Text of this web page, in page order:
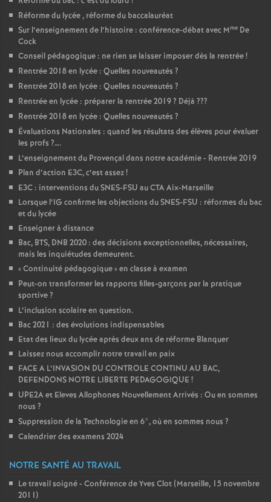
Réforme du lycée , réforme du baccalauréat
Sur l’enseignement de l’histoire : conférence-débat avec Mme De
Cock
Conseil pédagogique : ne rien se laisser imposer dès la rentrée!
Rentrée 2018 en lycée : Quelles nouveautés ?
Rentrée 2018 en lycée : Quelles nouveautés ?
Rentrée en lycée : préparer la rentrée 2019? Déjà ???
Rentrée 2018 en lycée : Quelles nouveautés ?
Évaluations Nationales : quand les résultats des élèves pour évaluer
les profs ?….
L’enseignement du Provençal dans notre académie - Rentrée 2019
Plan d’action E3C, c’est assez!
E3C : interventions du SNES-FSU au CTA Aix-Marseille
Lorsque l’IG confirme les objections du SNES-FSU : réformes du bac
et du lycée
Enseigner à distance
Bac, BTS, DNB 2020 : des décisions exceptionnelles, nécessaires,
mais les inquiétudes demeurent.
«Continuité pédagogique» en classe à examen
Peut-on transformer les rapports filles-garçons par la pratique
sportive?
L’inclusion scolaire en question.
Bac 2021 : des évolutions indispensables
Etat des lieux du lycée après deux ans de réforme Blanquer
Laissez nous accomplir notre travail en paix
FACE A L’INVASION DU CONTROLE CONTINU AU BAC,
DEFENDONS NOTRE LIBERTE PEDAGOGIQUE !
UPE2A et Eleves Allophones Nouvellement Arrivés : Ou en sommes
nous ?
Suppression de la Technologie en 6°, où en sommes nous ?
Calendrier des examens 2024
NOTRE SANTÉ AU TRAVAIL
Le travail soigné - Conférence de Yves Clot (Marseille, 15 novembre
2011)